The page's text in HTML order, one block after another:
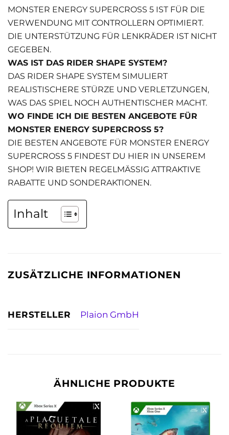
MONSTER ENERGY SUPERCROSS 5 IST FÜR DIE
VERWENDUNG MIT CONTROLLERN OPTIMIERT.
DIE UNTERSTÜTZUNG FÜR LENKRÄDER IST NICHT
GEGEBEN.
WAS IST DAS RIDER SHAPE SYSTEM?
DAS RIDER SHAPE SYSTEM SIMULIERT
REALISTISCHERE STÜRZE UND VERLETZUNGEN,
WAS DAS SPIEL NOCH AUTHENTISCHER MACHT.
WO FINDE ICH DIE BESTEN ANGEBOTE FÜR
MONSTER ENERGY SUPERCROSS 5?
DIE BESTEN ANGEBOTE FÜR MONSTER ENERGY
SUPERCROSS 5 FINDEST DU HIER IN UNSEREM
SHOP! WIR BIETEN REGELMÄSSIG ATTRAKTIVE R
ABATTE UND SONDERAKTIONEN.
Inhalt
ZUSÄTZLICHE INFORMATIONEN
HERSTELLER Plaion GmbH
ÄHNLICHE PRODUKTE